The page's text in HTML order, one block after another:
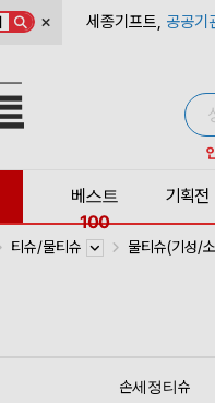
× 세종기프트, 공공기
베스트
100
기획전
티슈/물티슈 물티슈(기성/
손세정티슈